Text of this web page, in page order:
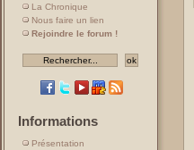
La Chronique
Nous faire un lien
Rejoindre le forum !
Informations
Présentation